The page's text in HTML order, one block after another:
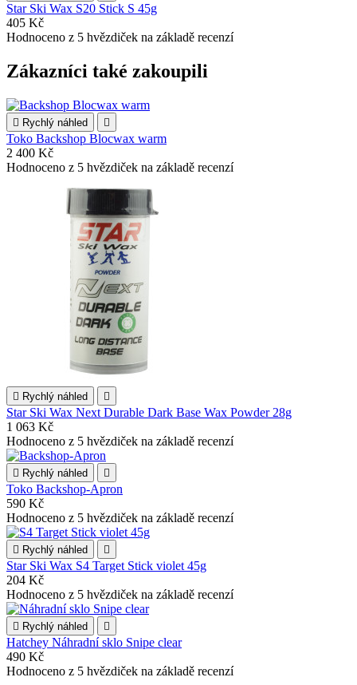
Star Ski Wax S20 Stick S 45g
405 Kč
Hodnoceno z 5 hvězdiček na základě recenzí
Zákazníci také zakoupili
 Rychlý náhled 
Toko Backshop Blocwax warm
2 400 Kč
Hodnoceno z 5 hvězdiček na základě recenzí
 Rychlý náhled 
Star Ski Wax Next Durable Dark Base Wax Powder 28g
1 063 Kč
Hodnoceno z 5 hvězdiček na základě recenzí
 Rychlý náhled 
Toko Backshop-Apron
590 Kč
Hodnoceno z 5 hvězdiček na základě recenzí
 Rychlý náhled 
Star Ski Wax S4 Target Stick violet 45g
204 Kč
Hodnoceno z 5 hvězdiček na základě recenzí
 Rychlý náhled 
Hatchey Náhradní sklo Snipe clear
490 Kč
Hodnoceno z 5 hvězdiček na základě recenzí